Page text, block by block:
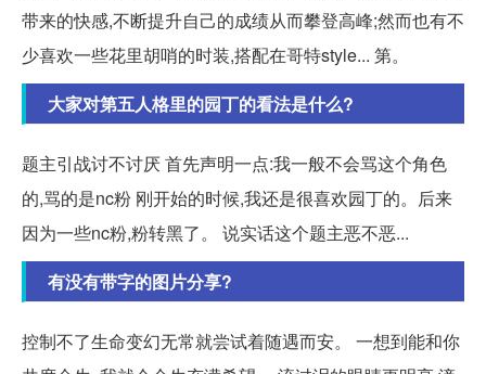
带来的快感,不断提升自己的成绩从而攀登高峰;然而也有不
少喜欢一些花里胡哨的时装,搭配在哥特style... 第。
大家对第五人格里的园丁的看法是什么?
题主引战讨不讨厌 首先声明一点:我一般不会骂这个角色
的,骂的是nc粉 刚开始的时候,我还是很喜欢园丁的。后来
因为一些nc粉,粉转黑了。 说实话这个题主恶不恶...
有没有带字的图片分享?
控制不了生命变幻无常就尝试着随遇而安。 一想到能和你